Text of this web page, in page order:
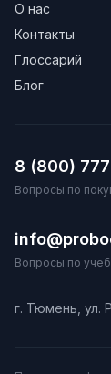
О нас
Контакты
Глоссарий
Блог
8 (800)
Вопросы по
Вопросы по
г. Тюмень, ул.